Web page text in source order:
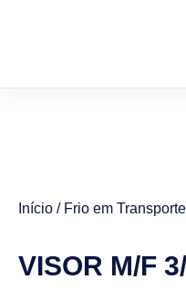
Início / Frio em
VISOR M/F